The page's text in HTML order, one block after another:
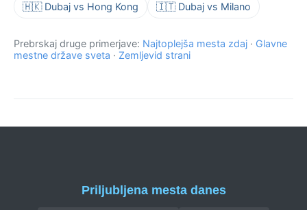
🇭🇰 Dubaj vs Hong Kong 🇮🇹 Dubaj vs Milano
Prebrskaj druge primerjave: Najtoplejša mesta zdaj · Glavne
mestne države sveta · Zemljevid strani
Priljubljena mesta danes